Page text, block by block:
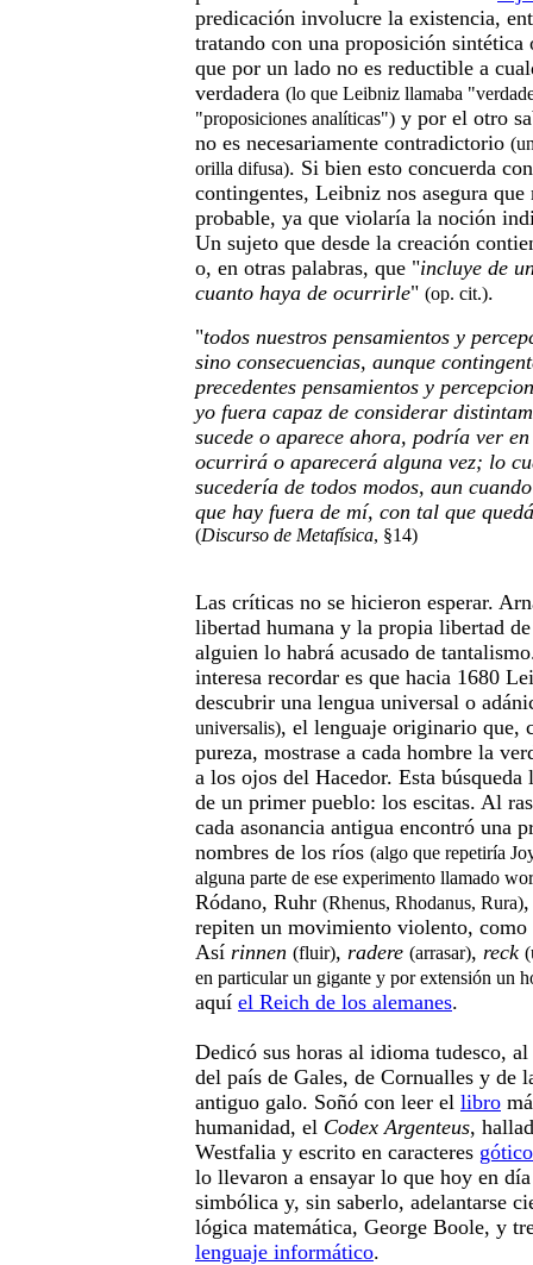
predicación involucre la existencia,
tratando con una proposición sintética
que por un lado no es reductible a
verdadera (lo que Leibniz llamaba
"proposiciones analíticas") y por el otro
no es necesariamente contradictorio
orilla difusa). Si bien esto concuerda
contingentes, Leibniz nos asegura que
probable, ya que violaría la noción
Un sujeto que desde la creación
o, en otras palabras, que "incluye de
cuanto haya de ocurrirle" (op. cit.).
"todos nuestros pensamientos y
sino consecuencias, aunque
precedentes pensamientos y
yo fuera capaz de considerar
sucede o aparece ahora, podría ver
ocurrirá o aparecerá alguna vez; lo
sucedería de todos modos, aun
que hay fuera de mí, con tal que
(Discurso de Metafísica, §14)
Las críticas no se hicieron esperar.
libertad humana y la propia libertad
alguien lo habrá acusado de
interesa recordar es que hacia 1680
descubrir una lengua universal o
universalis), el lenguaje originario que,
pureza, mostrase a cada hombre la
a los ojos del Hacedor. Esta
de un primer pueblo: los escitas. Al
cada asonancia antigua encontró una
nombres de los ríos (algo que repetiría
alguna parte de ese experimento llamado
Ródano, Ruhr (Rhenus, Rhodanus, Rura)
repiten un movimiento violento,
Así rinnen (fluir), radere (arrasar), reck
en particular un gigante y por extensión un
aquí el Reich de los alemanes.
Dedicó sus horas al idioma tudesco,
del país de Gales, de Cornualles y de
antiguo galo. Soñó con leer el libro
humanidad, el Codex Argenteus,
Westfalia y escrito en caracteres
lo llevaron a ensayar lo que hoy en
simbólica y, sin saberlo, adelantarse
lógica matemática, George Boole, y
lenguaje informático.